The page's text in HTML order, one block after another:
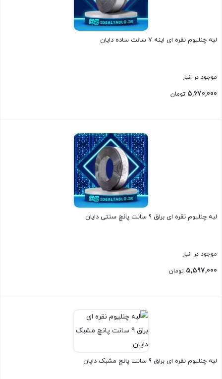
لبه چنلیوم نقره ای اینه 7 سانت ساده دایان
موجود در انبار
5,670,000 تومان
لبه چنلیوم نقره ای براق 9 سانت پانچ سنتی دایان
موجود در انبار
5,597,000 تومان
لبه چنلیوم نقره ای براق 9 سانت پانچ مشبک دایان